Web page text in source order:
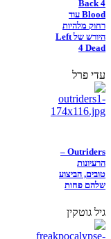
Back 4
Blood עוד
רחוק מלהיות
היורש של Left
4 Dead
עדי פרל
Outriders –
הרעיונות
טובים, הביצוע
שלהם פחות
גיל גוטקין